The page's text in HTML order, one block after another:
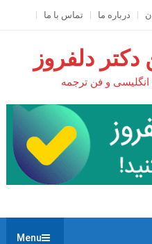
درباره ما تماس با ما
دکتر دلفروز
و فن ترجمه
Menu